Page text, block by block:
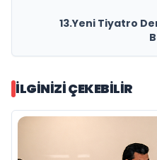
13.Yeni Tiyatro
İLGINIZI ÇEKEBILIR